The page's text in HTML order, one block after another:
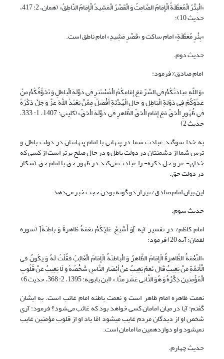
«الْبِئْرُ الْمُعَطَّلَةُ الْإِمَامُ الصَّامِتُ وَ الْقَصْرُ الْمَشِیدُ الْإِمَامُ النَّاطِقُ» (همان، ‏2: 417،
حدیث 10)؛
«بِئْرٍ مُعَطَّلَةٍ» امام ساکت و «قَصْرٍ مَشِیدٍ» امام ناطق است‏.
حدیث دوم.
امام صادق% فرمود:
«وَ اللَّهِ عِبَادَتُکُمْ فِی السِّرِّ مَعَ إِمَامِکُمُ‏ الْمُسْتَتِرِ فِی دَوْلَةِ الْبَاطِلِ وَ تَخَوُّفُکُمْ مِنْ
عَدُوِّکُمْ فِی دَوْلَةِ الْبَاطِلِ وَ حَالِ الْهُدْنَةِ أَفْضَلُ مِمَّنْ یَعْبُدُ اللَّهَ عَزَّ وَ جَلَّ ذِکْرُهُ
فِی ظُهُورِ الْحَقِّ مَعَ إِمَامِ الْحَقِّ الظَّاهِرِ فِی دَوْلَةِ الْحَقِّ» (کلینی: 1407، ‏1: 333،
حدیث 2)
به خدا سوگند عبادت شما در پنهانى با امام پنهانتان در دولت باطل و
ترس شما از دشمنتان در دولت باطل و در حال صلح برتر است از کسى که
خداى- عز و جل ذکره- را عبادت می‌کند در ظهور حق با امام حق آشکار
در دولت حق.
این بیان امام صادق% نیز از دو گونه بودن حجت خبر می‌دهد.
حدیث سوم.
امام کاظم% در تفسیر آیه ]وَ أَسْبَغَ عَلَیْکُمْ نِعَمَهُ ظاهِرَةً وَ باطِنَةً[ (سوره
لقمان: آیه 20) فرمود:
«النِّعْمَةُ الظَّاهِرَةُ الْإِمَامُ الظَّاهِرُ وَ الْبَاطِنَةُ الْإِمَامُ‏ الْغَائِبُ‏ فَقُلْتُ لَهُ وَ یَکُونُ فِی
الْأَئِمَّةِ مَنْ یَغِیبُ قَالَ نَعَمْ یَغِیبُ عَنْ أَبْصَارِ النَّاسِ شَخْصُهُ وَ لَا یَغِیبُ عَنْ‏ قُلُوبِ
الْمُؤْمِنِینَ ذِکْرُهُ وَ هُوَ الثَّانِی عَشَرَ مِنَّا.» (ابن بابویه: 1395، ‏2: 368، حدیث 6)
نعمت ظاهره امام ظاهر است و نعمت باطنه امام غائب است. به ایشان
گفتم: آیا در میان امامان کسى خواهد بود که غائب می‌شود؟ فرمود: آرى
شخص او از دیدگان مردم غایب مى‏شود امّا یاد او از قلوب مؤمنین غایب
نمى‏شود و او دوازدهمین ما امامان است.
حدیث چهارم.